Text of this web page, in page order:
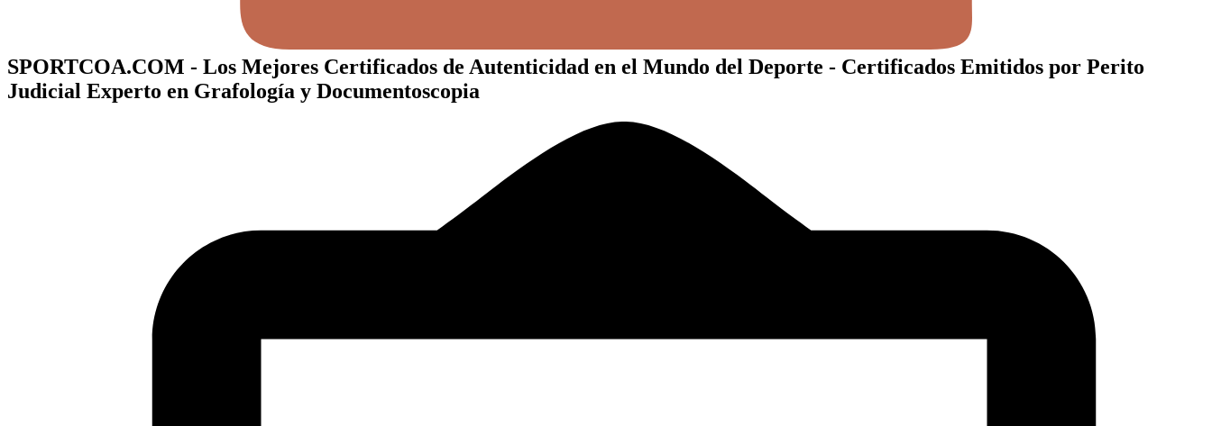
SPORTCOA.COM - Los Mejores Certificados de Autenticidad en el Mundo del Deporte - Certificados Emitidos por Perito
Judicial Experto en Grafología y Documentoscopia